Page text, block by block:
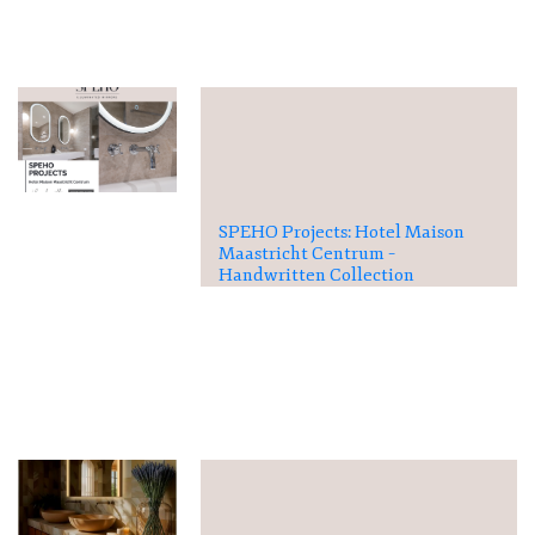
SPEHO Projects: Hotel Maison
Maastricht Centrum –
Handwritten Collection